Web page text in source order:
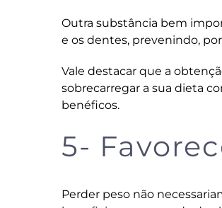
Outra substância bem
e os dentes, prevenindo,
Vale destacar que a
sobrecarregar a sua dieta
benéficos.
5-
Perder peso não